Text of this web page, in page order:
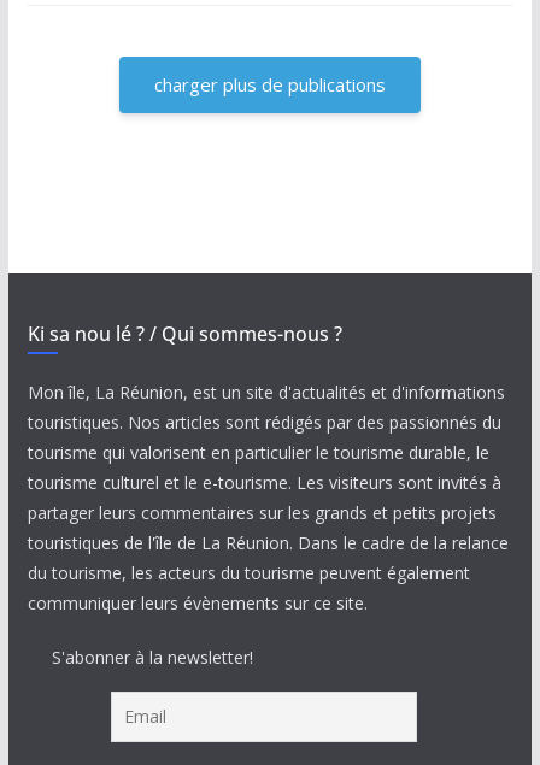
charger plus de publications
Ki sa nou lé ? / Qui sommes-nous ?
Mon île, La Réunion, est un site d'actualités et d'informations
touristiques. Nos articles sont rédigés par des passionnés du
tourisme qui valorisent en particulier le tourisme durable, le
tourisme culturel et le e-tourisme. Les visiteurs sont invités à
partager leurs commentaires sur les grands et petits projets
touristiques de l'île de La Réunion. Dans le cadre de la relance
du tourisme, les acteurs du tourisme peuvent également
communiquer leurs évènements sur ce site.
S'abonner à la newsletter!